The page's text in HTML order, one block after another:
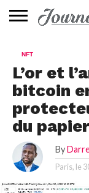
📰
EVALUATION
GUIDE
TENDANCES
À
CONTACTEZ-
NFT
L’or et
bitcoin
du
By
Paris, le